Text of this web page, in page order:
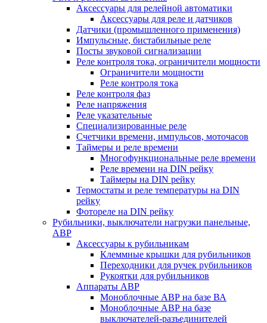
Аксессуары для релейной автоматики
Аксессуары для реле и датчиков
Датчики (промышленного применения)
Импульсные, бистабильные реле
Посты звуковой сигнализации
Реле контроля тока, ограничители мощности
Ограничители мощности
Реле контроля тока
Реле контроля фаз
Реле напряжения
Реле указательные
Специализированные реле
Счетчики времени, импульсов, моточасов
Таймеры и реле времени
Многофункциональные реле времени
Реле времени на DIN рейку
Таймеры на DIN рейку
Термостаты и реле температуры на DIN
рейку
Фотореле на DIN рейку
Рубильники, выключатели нагрузки панельные,
АВР
Аксессуары к рубильникам
Клеммные крышки для рубильников
Переходники для ручек рубильников
Рукоятки для рубильников
Аппараты АВР
Моноблочные АВР на базе ВА
Моноблочные АВР на базе
выключателей-разъединителей